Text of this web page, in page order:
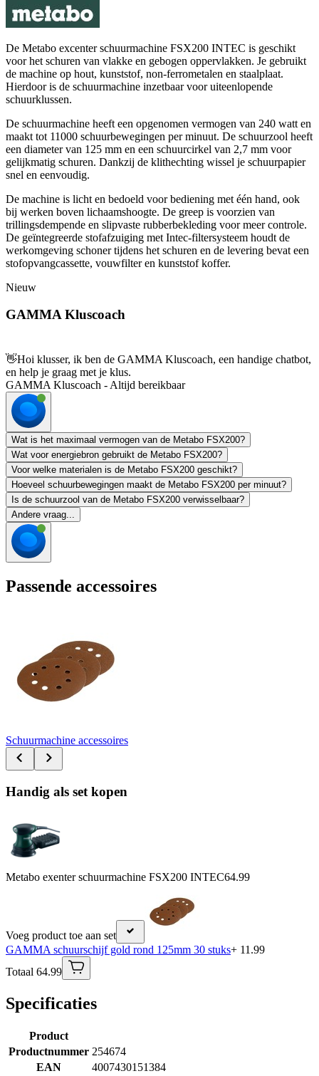
De Metabo excenter schuurmachine FSX200 INTEC is geschikt
voor het schuren van vlakke en gebogen oppervlakken. Je gebruikt
de machine op hout, kunststof, non-ferrometalen en staalplaat.
Hierdoor is de schuurmachine inzetbaar voor uiteenlopende
schuurklussen.
De schuurmachine heeft een opgenomen vermogen van 240 watt en
maakt tot 11000 schuurbewegingen per minuut. De schuurzool heeft
een diameter van 125 mm en een schuurcirkel van 2,7 mm voor
gelijkmatig schuren. Dankzij de klithechting wissel je schuurpapier
snel en eenvoudig.
De machine is licht en bedoeld voor bediening met één hand, ook
bij werken boven lichaamshoogte. De greep is voorzien van
trillingsdempende en slipvaste rubberbekleding voor meer controle.
De geïntegreerde stofafzuiging met Intec-filtersysteem houdt de
werkomgeving schoner tijdens het schuren en de levering bevat een
stofopvangcassette, vouwfilter en kunststof koffer.
Nieuw
GAMMA Kluscoach
👋Hoi klusser, ik ben de GAMMA Kluscoach, een handige chatbot,
en help je graag met je klus.
GAMMA Kluscoach - Altijd bereikbaar
Wat is het maximaal vermogen van de Metabo FSX200?
Wat voor energiebron gebruikt de Metabo FSX200?
Voor welke materialen is de Metabo FSX200 geschikt?
Hoeveel schuurbewegingen maakt de Metabo FSX200 per minuut?
Is de schuurzool van de Metabo FSX200 verwisselbaar?
Andere vraag...
Passende accessoires
Schuurmachine accessoires
Handig als set kopen
Metabo exenter schuurmachine FSX200 INTEC64.99
Voeg product toe aan set
GAMMA schuurschijf gold rond 125mm 30 stuks+ 11.99
Totaal 64.99
Specificaties
Product
Productnummer 254674
EAN
4007430151384